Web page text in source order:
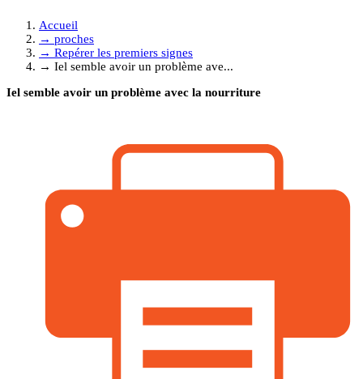
Accueil
→ proches
→ Repérer les premiers signes
→ Iel semble avoir un problème ave...
Iel semble avoir un problème avec la nourriture